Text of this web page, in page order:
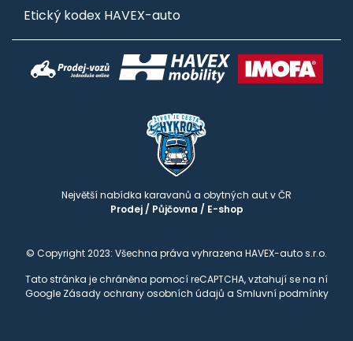
Etický kodex HAVEX-auto
Největší nabídka karavanů a obytných aut v ČR
Prodej/ Půjčovna / E-shop
© Copyright 2023: Všechna práva vyhrazena HAVEX-auto s.r.o.
Tato stránka je chráněna pomocí reCAPTCHA, vztahují se na ní
Google Zásady ochrany osobních údajů a Smluvní podmínky